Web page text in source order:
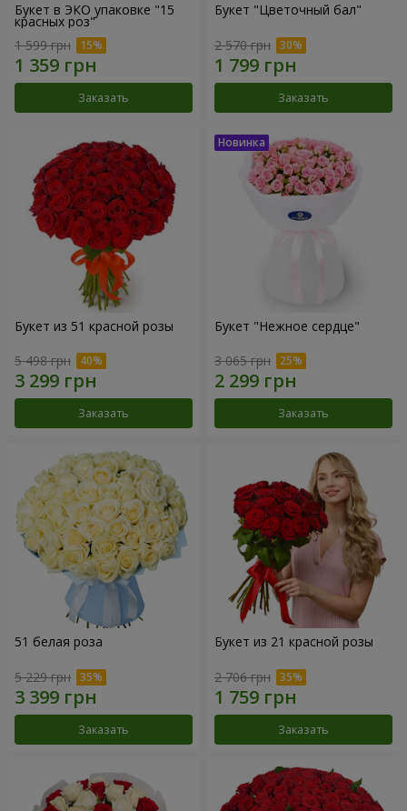
Букет в ЭКО упаковке "15
красных роз"
1 599 грн
Заказать
Букет "Цветочный бал"
2 570 грн
Заказать
Букет из 51 красной розы
5 498 грн
Заказать
Букет "Нежное сердце"
3 065 грн
Заказать
51 белая роза
5 229 грн
Заказать
Букет из 21 красной розы
2 706 грн
Заказать